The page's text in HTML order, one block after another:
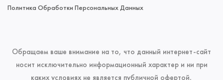
Политика Обработки Персональных Данных
Обращаем ваше внимание на то, что данный интернет-сайт
носит исключительно информационный характер и ни при
каких условиях не является публичной офертой,